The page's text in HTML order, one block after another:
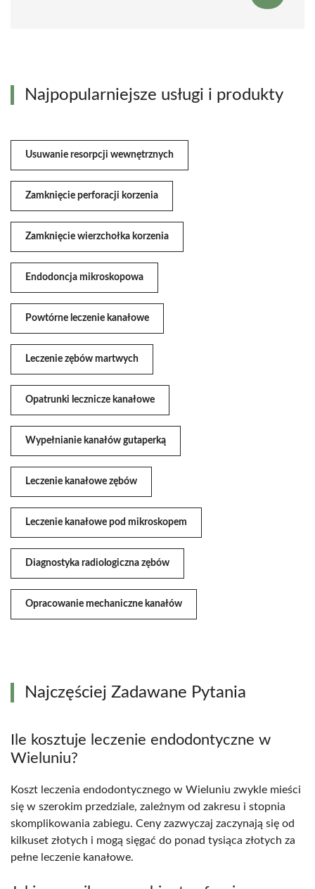
Najpopularniejsze usługi i produkty
Usuwanie resorpcji wewnętrznych
Zamknięcie perforacji korzenia
Zamknięcie wierzchołka korzenia
Endodoncja mikroskopowa
Powtórne leczenie kanałowe
Leczenie zębów martwych
Opatrunki lecznicze kanałowe
Wypełnianie kanałów gutaperką
Leczenie kanałowe zębów
Leczenie kanałowe pod mikroskopem
Diagnostyka radiologiczna zębów
Opracowanie mechaniczne kanałów
Najczęściej Zadawane Pytania
Ile kosztuje leczenie endodontyczne w
Wieluniu?
Koszt leczenia endodontycznego w Wieluniu zwykle mieści
się w szerokim przedziale, zależnym od zakresu i stopnia
skomplikowania zabiegu. Ceny zazwyczaj zaczynają się od
kilkuset złotych i mogą sięgać do ponad tysiąca złotych za
pełne leczenie kanałowe.